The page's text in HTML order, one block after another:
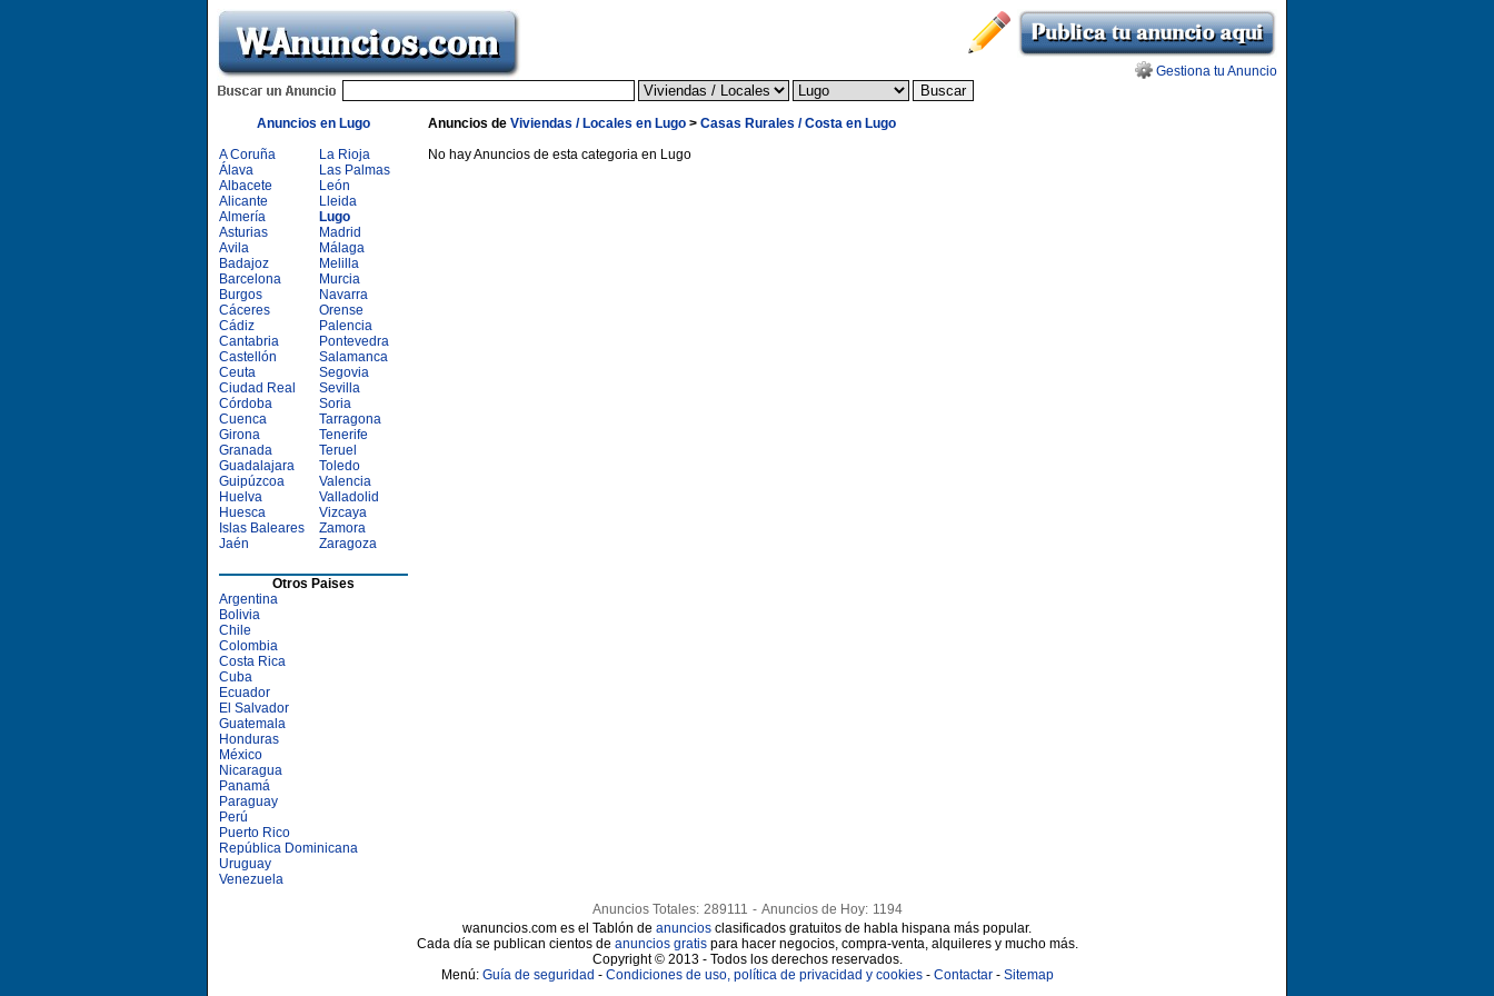
Gestiona tu Anuncio
Anuncios en Lugo
A Coruña
Álava
Albacete
Alicante
Almería
Asturias
Avila
Badajoz
Barcelona
Burgos
Cáceres
Cádiz
Cantabria
Castellón
Ceuta
Ciudad Real
Córdoba
Cuenca
Girona
Granada
Guadalajara
Guipúzcoa
Huelva
Huesca
Islas Baleares
Jaén
La Rioja
Las Palmas
León
Lleida
Lugo
Madrid
Málaga
Melilla
Murcia
Navarra
Orense
Palencia
Pontevedra
Salamanca
Segovia
Sevilla
Soria
Tarragona
Tenerife
Teruel
Toledo
Valencia
Valladolid
Vizcaya
Zamora
Zaragoza
Otros Paises
Argentina
Bolivia
Chile
Colombia
Costa Rica
Cuba
Ecuador
El Salvador
Guatemala
Honduras
México
Nicaragua
Panamá
Paraguay
Perú
Puerto Rico
República Dominicana
Uruguay
Venezuela
Anuncios de Viviendas / Locales en Lugo > Casas Rurales / Costa en Lugo
No hay Anuncios de esta categoria en Lugo
Anuncios Totales: 289111 - Anuncios de Hoy: 1194
wanuncios.com es el Tablón de anuncios clasificados gratuitos de habla hispana más popular.
Cada día se publican cientos de anuncios gratispara hacer negocios, compra-venta, alquileres y mucho más.
Copyright © 2013 - Todos los derechos reservados.
Menú: Guía de seguridad - Condiciones de uso, política de privacidad y cookies- Contactar- Sitemap